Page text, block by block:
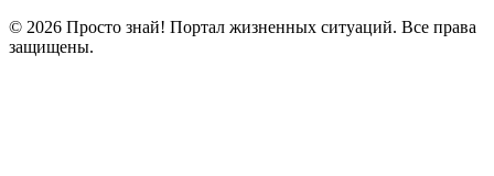
© 2026 Просто знай! Портал жизненных ситуаций. Все права
защищены.